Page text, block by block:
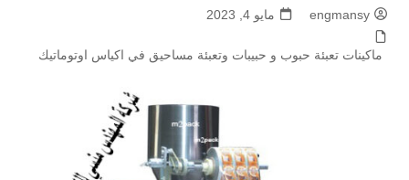
engmansy مايو 4, 2023
ماكينات تعبئة حبوب و حبيبات وتعبئة مساحيق في اكياس اوتوماتيك